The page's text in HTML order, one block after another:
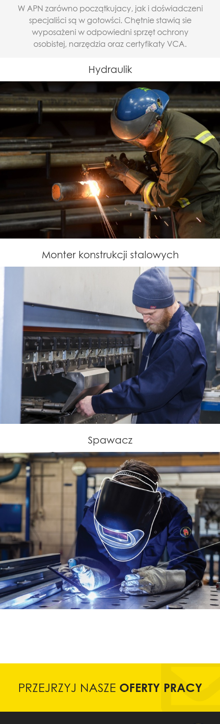
W APN zarówno początkujacy, jak i doświadczeni
specjaliści są w gotowści. Chętnie stawią sie
wyposażeni w odpowiedni sprzęt ochrony
osobistej, narzędzia oraz certyfikaty VCA.
Hydraulik
Monter konstrukcji stalowych
Spawacz
PRZEJRZYJ NASZE OFERTY PRACY